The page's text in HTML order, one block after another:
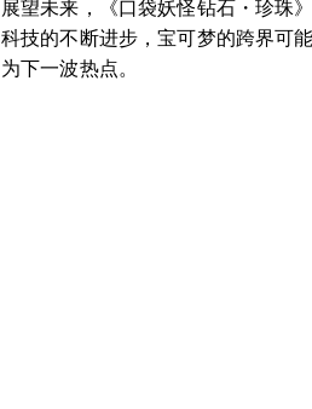
展望未来，《口袋妖怪钻石・珍珠
科技的不断进步，宝可梦的跨界可
为下一波热点。